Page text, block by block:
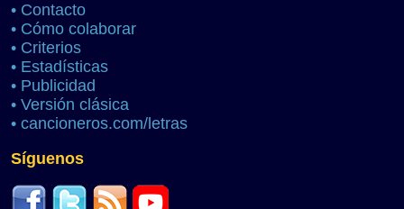
• Contacto
• Cómo colaborar
• Criterios
• Estadísticas
• Publicidad
• Versión clásica
• cancioneros.com/letras
Síguenos